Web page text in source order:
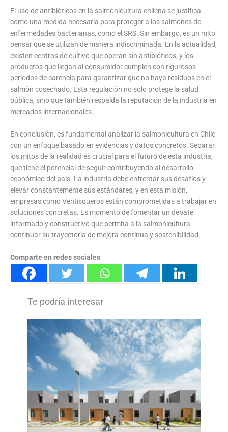
El uso de antibióticos en la salmonicultura chilena se justifica
como una medida necesaria para proteger a los salmones de
enfermedades bacterianas, como el SRS. Sin embargo, es un mito
pensar que se utilizan de manera indiscriminada. En la actualidad,
existen centros de cultivo que operan sin antibióticos, y los
productos que llegan al consumidor cumplen con rigurosos
periodos de carencia para garantizar que no haya residuos en el
salmón cosechado. Esta regulación no solo protege la salud
pública, sino que también respalda la reputación de la industria en
mercados internacionales.
En conclusión, es fundamental analizar la salmonicultura en Chile
con un enfoque basado en evidencias y datos concretos. Separar
los mitos de la realidad es crucial para el futuro de esta industria,
que tiene el potencial de seguir contribuyendo al desarrollo
económico del país. La industria debe enfrentar sus desafíos y
elevar constantemente sus estándares, y en esta misión,
empresas como Ventisqueros están comprometidas a trabajar en
soluciones concretas. Es momento de fomentar un debate
informado y constructivo que permita a la salmonicultura
continuar su trayectoria de mejora continua y sostenibilidad.
Comparte en redes sociales